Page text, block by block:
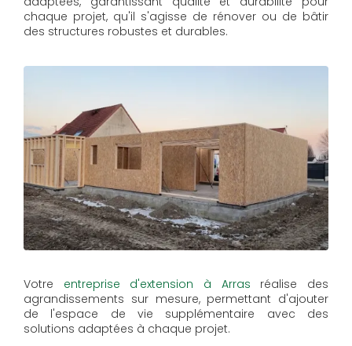
chaque projet, qu'il s'agisse de rénover ou de bâtir
des structures robustes et durables.
Votre entreprise d'extension à Arras réalise des
agrandissements sur mesure, permettant d'ajouter
de l'espace de vie supplémentaire avec des
solutions adaptées à chaque projet.